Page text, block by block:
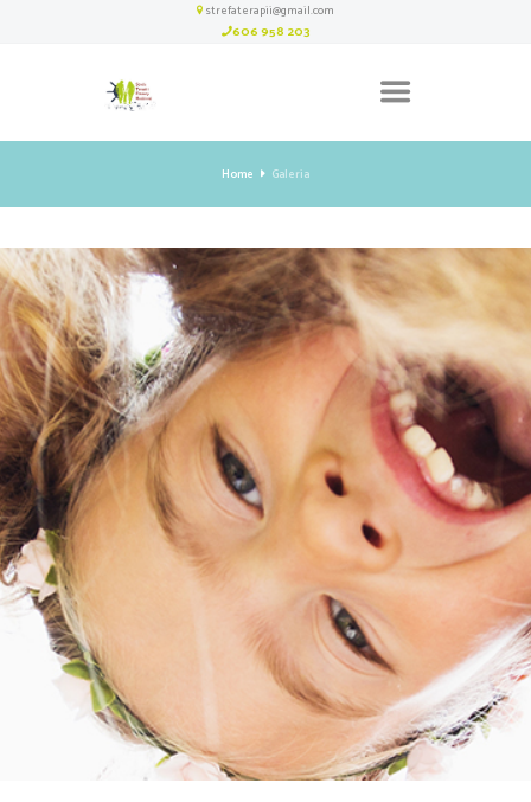
strefaterapii@gmail.com
606 958 203
Home Galeria